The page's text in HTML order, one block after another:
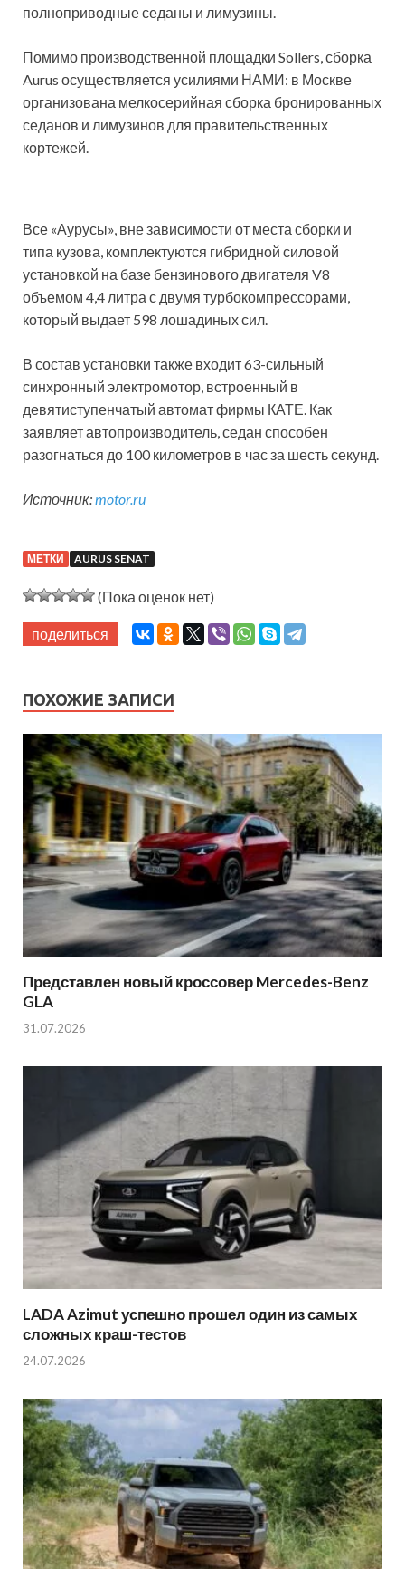
полноприводные седаны и лимузины.
Помимо производственной площадки Sollers, сборка
Aurus осуществляется усилиями НАМИ: в Москве
организована мелкосерийная сборка бронированных
седанов и лимузинов для правительственных
кортежей.
Все «Аурусы», вне зависимости от места сборки и
типа кузова, комплектуются гибридной силовой
установкой на базе бензинового двигателя V8
объемом 4,4 литра с двумя турбокомпрессорами,
который выдает 598 лошадиных сил.
В состав установки также входит 63-сильный
синхронный электромотор, встроенный в
девятиступенчатый автомат фирмы КАТЕ. Как
заявляет автопроизводитель, седан способен
разогнаться до 100 километров в час за шесть секунд.
Источник:motor.ru
МЕТКИ AURUS SENAT
(Пока оценок нет)
поделиться
ПОХОЖИЕ ЗАПИСИ
Представлен новый кроссовер Mercedes-Benz
GLA
31.07.2026
LADA Azimut успешно прошел один из самых
сложных краш-тестов
24.07.2026